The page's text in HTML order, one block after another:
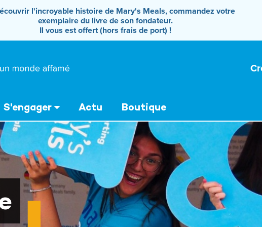
l'incroyable histoire de Mary's Meals, commandez votre
exemplaire du livre de son fondateur.
Il vous est offert (hors frais de port) !
S'engager Actu Boutique